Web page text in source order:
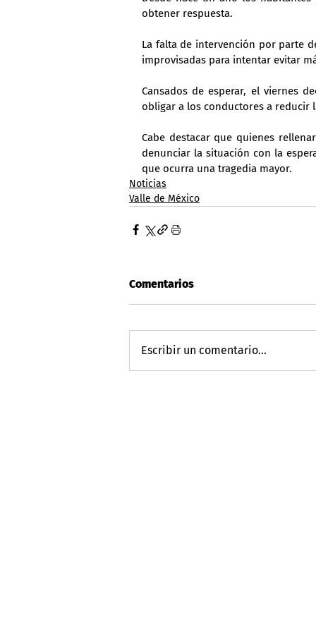
obtener respuesta.
La falta de intervención por parte
improvisadas para intentar evitar
Cansados de esperar, el viernes
obligar a los conductores a reducir
Cabe destacar que quienes
denunciar la situación con la
que ocurra una tragedia mayor.
Noticias
Valle de México
Comentarios
Escribir un comentario...